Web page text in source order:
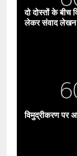
दो दोस्तों के बीच
लेकर संवाद लेखन
विमुद्रीकरण पर